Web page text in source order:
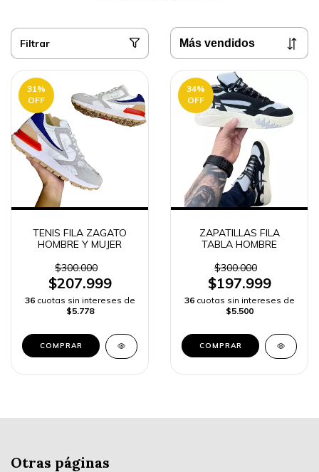
Filtrar
31%
OFF
TENIS FILA ZAGATO
HOMBRE Y MUJER
$300.000
$207.999
36 cuotas sin intereses de
$5.778
COMPRAR
34%
OFF
ZAPATILLAS FILA
TABLA HOMBRE
$300.000
$197.999
36 cuotas sin intereses de
$5.500
COMPRAR
Otras páginas